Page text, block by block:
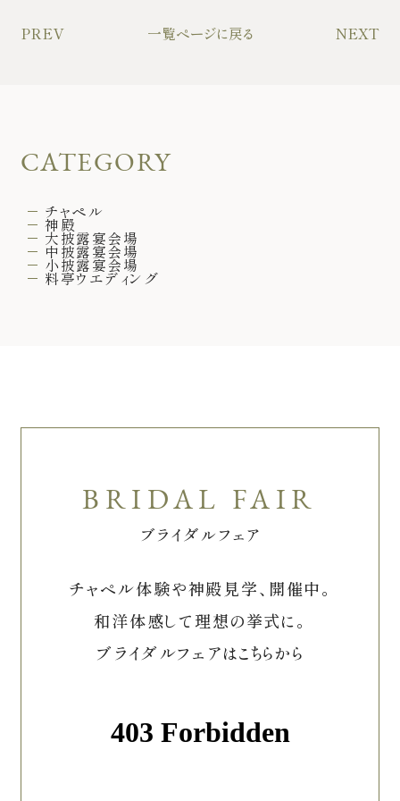
PREV 一覧ページに戻る NEXT
CATEGORY
チャペル
神殿
大披露宴会場
中披露宴会場
小披露宴会場
料亭ウエディング
ブライダルフェア
チャペル体験や神殿見学、開催中。
和洋体感して理想の挙式に。
ブライダルフェアはこちらから